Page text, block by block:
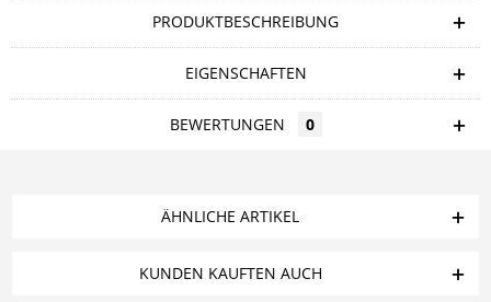
PRODUKTBESCHREIBUNG
EIGENSCHAFTEN
BEWERTUNGEN 0
ÄHNLICHE ARTIKEL
KUNDEN KAUFTEN AUCH